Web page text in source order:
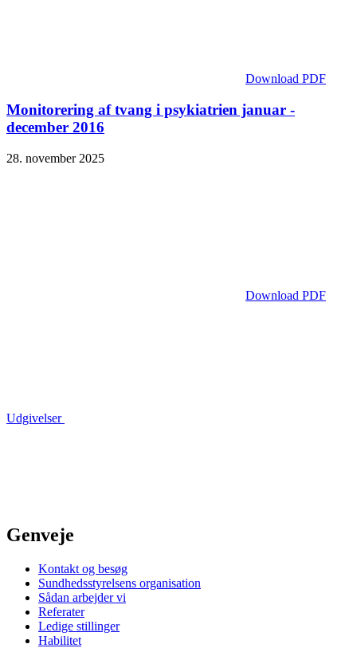
Download PDF
Monitorering af tvang i psykiatrien januar -
december 2016
28. november 2025
Download PDF
Udgivelser
Genveje
Kontakt og besøg
Sundhedsstyrelsens organisation
Sådan arbejder vi
Referater
Ledige stillinger
Habilitet